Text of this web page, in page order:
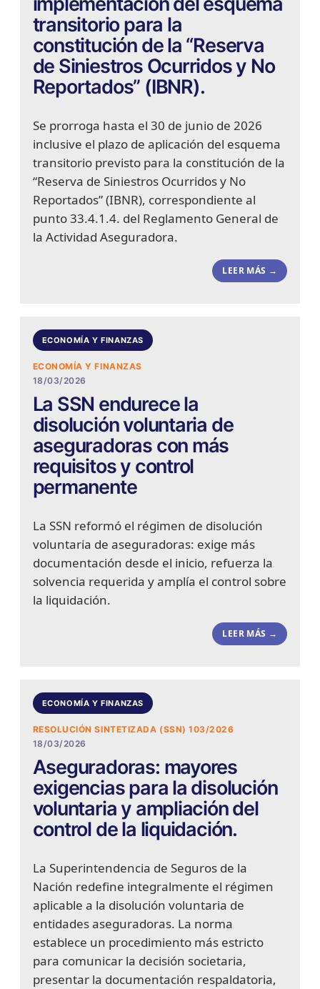
transitorio para la
constitución de la “Reserva
de Siniestros Ocurridos y No
Reportados” (IBNR).
Se prorroga hasta el 30 de junio de 2026
inclusive el plazo de aplicación del esquema
transitorio previsto para la constitución de la
“Reserva de Siniestros Ocurridos y No
Reportados” (IBNR), correspondiente al
punto 33.4.1.4. del Reglamento General de
la Actividad Aseguradora.
LEER MÁS →
ECONOMÍA Y FINANZAS
ECONOMÍA Y FINANZAS
18/03/2026
La SSN endurece la
disolución voluntaria de
aseguradoras con más
requisitos y control
permanente
La SSN reformó el régimen de disolución
voluntaria de aseguradoras: exige más
documentación desde el inicio, refuerza la
solvencia requerida y amplía el control sobre
la liquidación.
LEER MÁS →
ECONOMÍA Y FINANZAS
RESOLUCIÓN SINTETIZADA (SSN) 103/2026
18/03/2026
Aseguradoras: mayores
exigencias para la disolución
voluntaria y ampliación del
control de la liquidación.
La Superintendencia de Seguros de la
Nación redefine integralmente el régimen
aplicable a la disolución voluntaria de
entidades aseguradoras. La norma
establece un procedimiento más estricto
para comunicar la decisión societaria,
presentar la documentación respaldatoria,